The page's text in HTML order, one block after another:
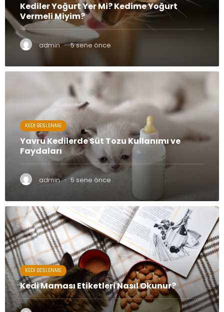
Kediler Yoğurt Yer Mi? Kedime Yoğurt
Vermeli Miyim?
admin · 5 sene önce
KEDI BESLENME
Yavru Kedilerde Süt Tozu Kullanımı ve
Faydaları
admin · 5 sene önce
KEDI BESLENME
Kedi Maması Etiketleri Nasıl Okunur?